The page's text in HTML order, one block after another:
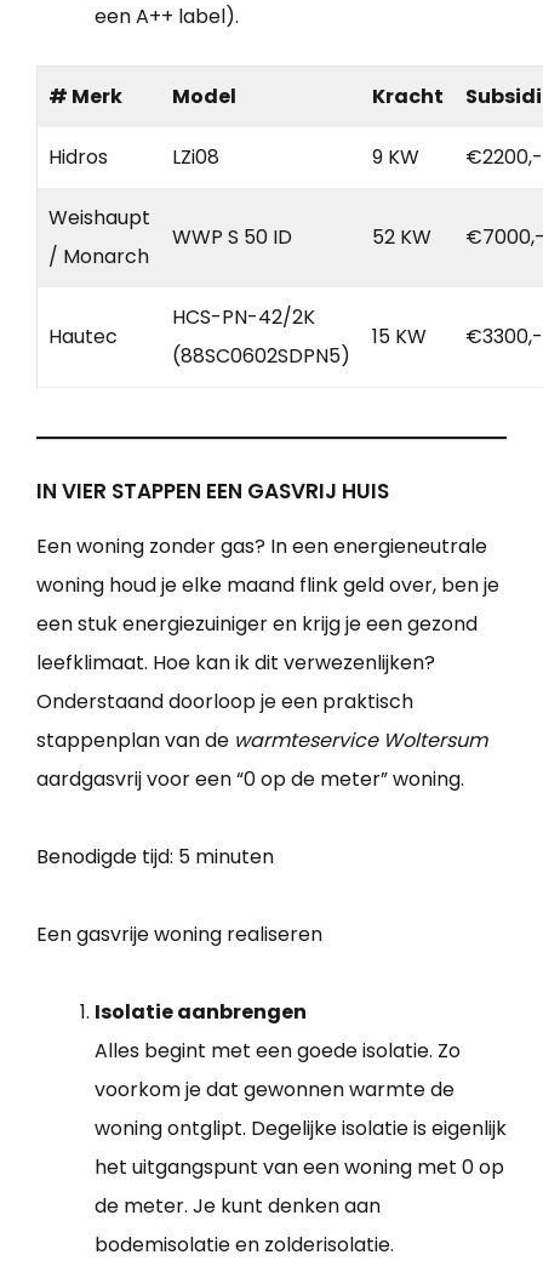
een A++ label).
# Merk Model Kracht
Hidros LZi08 9 KW €2200,-
Weishaupt
/ Monarch
WWP S 50 ID 52 KW
Hautec
HCS-PN-42/2K
(88SC0602SDPN5)
15 KW €3300,-
IN VIER STAPPEN EEN GASVRIJ HUIS
Een woning zonder gas? In een energieneutrale
woning houd je elke maand flink geld over, ben je
een stuk energiezuiniger en krijg je een gezond
leefklimaat. Hoe kan ik dit verwezenlijken?
Onderstaand doorloop je een praktisch
stappenplan van de warmteservice Woltersum
aardgasvrij voor een “0 op de meter” woning.
Benodigde tijd: 5 minuten
Een gasvrije woning realiseren
Isolatie aanbrengen
Alles begint met een goede isolatie. Zo
voorkom je dat gewonnen warmte de
woning ontglipt. Degelijke isolatie is eigenlijk
het uitgangspunt van een woning met 0 op
de meter. Je kunt denken aan
bodemisolatie en zolderisolatie.